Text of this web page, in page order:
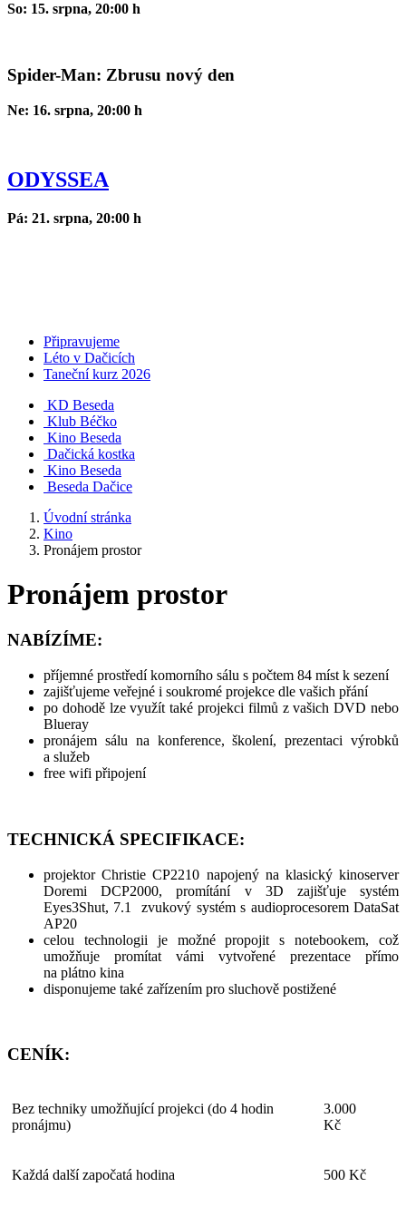
So: 15. srpna, 20:00 h
Spider-Man: Zbrusu nový den
Ne: 16. srpna, 20:00 h
ODYSSEA
Pá: 21. srpna, 20:00 h
Připravujeme
Léto v Dačicích
Taneční kurz 2026
KD Beseda
Klub Béčko
Kino Beseda
Dačická kostka
Kino Beseda
Beseda Dačice
Úvodní stránka
Kino
Pronájem prostor
Pronájem prostor
NABÍZÍME:
příjemné prostředí komorního sálu s počtem 84 míst k sezení
zajišťujeme veřejné i soukromé projekce dle vašich přání
po dohodě lze využít také projekci filmů z vašich DVD nebo
Blueray
pronájem sálu na konference, školení, prezentaci výrobků
a služeb
free wifi připojení
TECHNICKÁ SPECIFIKACE:
projektor Christie CP2210 napojený na klasický kinoserver
Doremi DCP2000, promítání v 3D zajišťuje systém
Eyes3Shut, 7.1 zvukový systém s audioprocesorem DataSat
AP20
celou technologii je možné propojit s notebookem, což
umožňuje promítat vámi vytvořené prezentace přímo
na plátno kina
disponujeme také zařízením pro sluchově postižené
CENÍK:
Bez techniky umožňující projekci (do 4 hodin
pronájmu)
3.000
Kč
Každá další započatá hodina 500 Kč